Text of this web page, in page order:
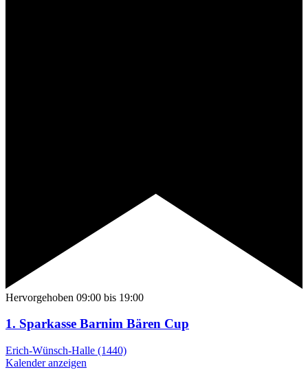
Hervorgehoben 09:00 bis 19:00
1. Sparkasse Barnim Bären Cup
Erich-Wünsch-Halle (1440)
Kalender anzeigen